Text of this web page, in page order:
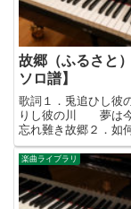
故郷（ふるさと
ソロ譜】
歌詞１．兎追ひし
りし彼の川 夢は
忘れ難き故郷２．如
母 つつが無しや
風につけても 思ひ
３．志を果たして い
帰らん 山は青き
き故郷
楽曲ライブラリ